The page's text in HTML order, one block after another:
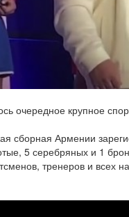
очередное крупное
сборная Армении
5 серебряных и 1
тренеров и всех